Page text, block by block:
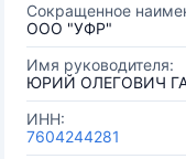
Сокращенное
ООО "УФР"
Имя руководителя:
ЮРИЙ ОЛЕГОВИЧ
ИНН:
7604244281